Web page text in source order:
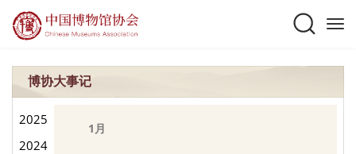
博协大事记
2025
2024
1月